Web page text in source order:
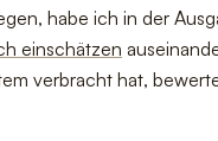
habe ich in der
einschätzen
verbracht hat,